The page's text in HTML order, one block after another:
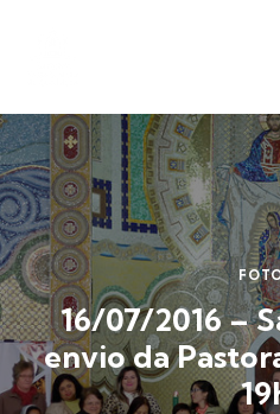
16/07/2016 –
envio da